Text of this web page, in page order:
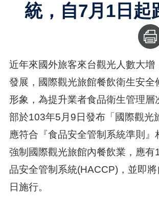
統，自7月1日起
近年來國外旅客來台觀光人數大增
發展，國際觀光旅館餐飲衛生安全
形象，為提升業者食品衛生管理層
部於103年5月9日發布「國際觀光
應符合『食品安全管制系統準則』
強制國際觀光旅館內餐飲業，應有
品安全管制系統(HACCP)，並即
日施行。